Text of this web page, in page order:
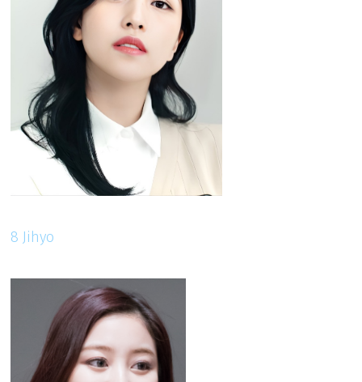
8 Jihyo